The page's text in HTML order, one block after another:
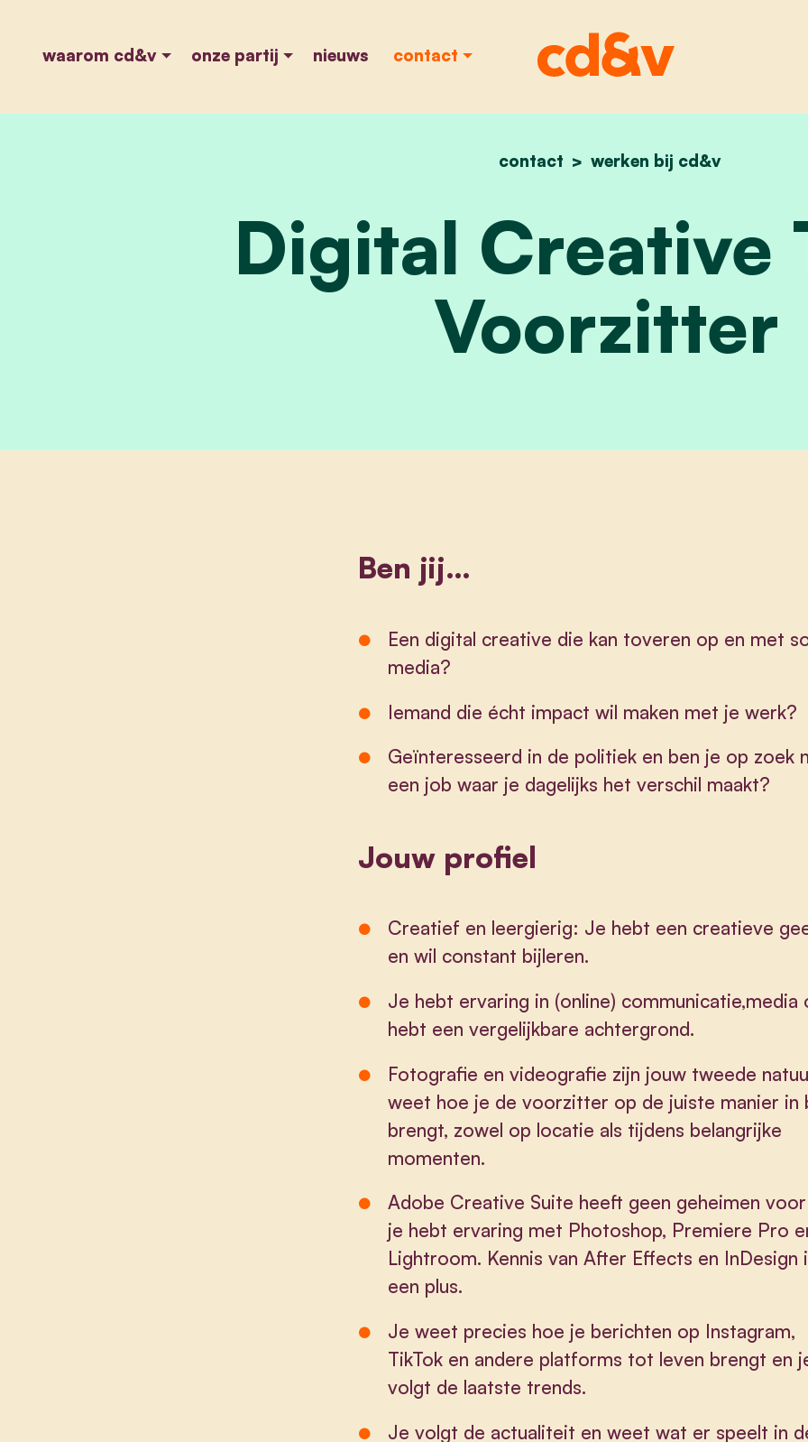
waarom cd&v onze partij nieuws contact
home
contact werken bij cd&v
vacature: digital
Digital Creative
Voorzitter
Ben jij…
Een digital creative die kan toveren op en met
media?
Iemand die écht impact wil maken met je werk?
Geïnteresseerd in de politiek en ben je op zoek
een job waar je dagelijks het verschil maakt?
Jouw profiel
Creatief en leergierig: Je hebt een creatieve
en wil constant bijleren.
Je hebt ervaring in (online) communicatie,media
hebt een vergelijkbare achtergrond.
Fotografie en videografie zijn jouw tweede
weet hoe je de voorzitter op de juiste manier in
brengt, zowel op locatie als tijdens belangrijke
momenten.
Adobe Creative Suite heeft geen geheimen
je hebt ervaring met Photoshop, Premiere Pro
Lightroom. Kennis van After Effects en InDesign
een plus.
Je weet precies hoe je berichten op Instagram,
TikTok en andere platforms tot leven brengt en
volgt de laatste trends.
Je volgt de actualiteit en weet wat er speelt in